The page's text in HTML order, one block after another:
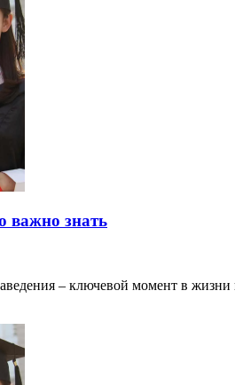
важно знать
– ключевой момент в